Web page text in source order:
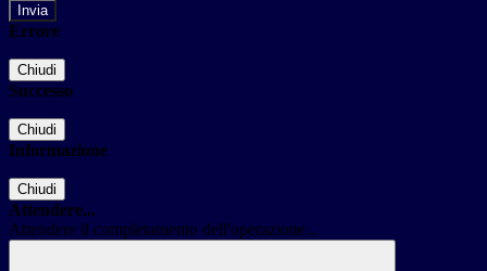
Errore
Chiudi
Successo
Chiudi
Informazione
Chiudi
Attendere...
Attendere il completamento dell'operazione...